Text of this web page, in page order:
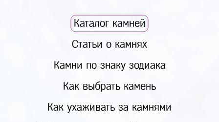
Каталог камней
Статьи о камнях
Камни по знаку зодиака
Как выбрать камень
Как ухаживать за камнями